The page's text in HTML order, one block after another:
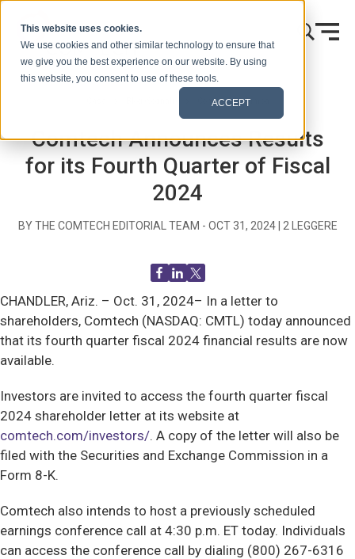
This website uses cookies.
We use cookies and other similar technology to ensure that
we give you the best experience on our website. By using
this website, you consent to use of these tools.
ACCEPT
Comunicati stampa
Comtech Announces Results
for its Fourth Quarter of Fiscal
2024
BY THE COMTECH EDITORIAL TEAM - OCT 31, 2024| 2 LEGGERE
CHANDLER, Ariz. – Oct. 31, 2024– In a letter to
shareholders, Comtech (NASDAQ: CMTL) today announced
that its fourth quarter fiscal 2024 financial results are now
available.
Investors are invited to access the fourth quarter fiscal
2024 shareholder letter at its website at
comtech.com/investors/. A copy of the letter will also be
filed with the Securities and Exchange Commission in a
Form 8-K.
Comtech also intends to host a previously scheduled
earnings conference call at 4:30 p.m. ET today. Individuals
can access the conference call by dialing (800) 267-6316